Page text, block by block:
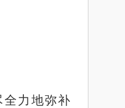
力地弥补